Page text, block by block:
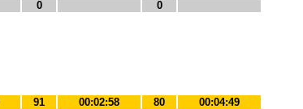
0
0
91 00:02:58 80
00:04:49